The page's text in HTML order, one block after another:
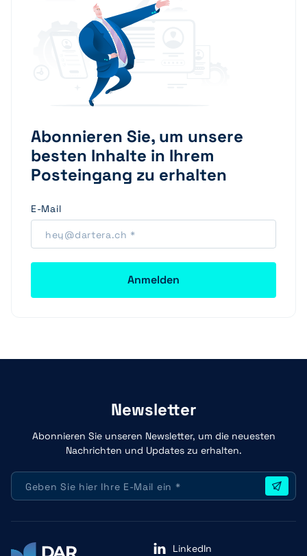
Abonnieren Sie, um unsere
besten Inhalte in Ihrem
Posteingang zu erhalten
E-Mail
Newsletter
Abonnieren Sie unseren Newsletter, um die neuesten
Nachrichten und Updates zu erhalten.
LinkedIn